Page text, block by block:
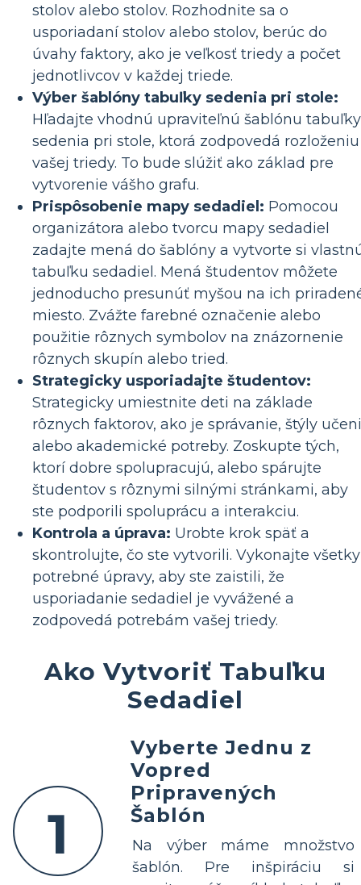
stolov alebo stolov. Rozhodnite sa o
usporiadaní stolov alebo stolov, berúc do
úvahy faktory, ako je veľkosť triedy a počet
jednotlivcov v každej triede.
Výber šablóny tabuľky sedenia pri stole:
Hľadajte vhodnú upraviteľnú šablónu tabuľky
sedenia pri stole, ktorá zodpovedá rozloženiu
vašej triedy. To bude slúžiť ako základ pre
vytvorenie vášho grafu.
Prispôsobenie mapy sedadiel: Pomocou
organizátora alebo tvorcu mapy sedadiel
zadajte mená do šablóny a vytvorte si
tabuľku sedadiel. Mená študentov môžete
jednoducho presunúť myšou na ich
miesto. Zvážte farebné označenie alebo
použitie rôznych symbolov na znázornenie
rôznych skupín alebo tried.
Strategicky usporiadajte študentov:
Strategicky umiestnite deti na základe
rôznych faktorov, ako je správanie, štýly
alebo akademické potreby. Zoskupte tých,
ktorí dobre spolupracujú, alebo spárujte
študentov s rôznymi silnými stránkami, aby
ste podporili spoluprácu a interakciu.
Kontrola a úprava: Urobte krok späť a
skontrolujte, čo ste vytvorili. Vykonajte všetky
potrebné úpravy, aby ste zaistili, že
usporiadanie sedadiel je vyvážené a
zodpovedá potrebám vašej triedy.
Ako Vytvoriť Tabuľku
Sedadiel
1
Vyberte Jednu z
Vopred
Pripravených
Šablón
Na výber máme množstvo
šablón. Pre inšpiráciu si